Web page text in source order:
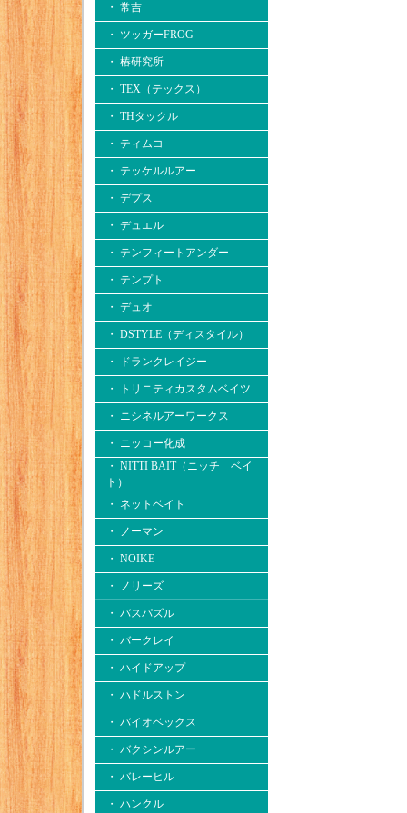
・ 常吉
・ ツッガーFROG
・ 椿研究所
・ TEX（テックス）
・ THタックル
・ ティムコ
・ テッケルルアー
・ デプス
・ デュエル
・ テンフィートアンダー
・ テンプト
・ デュオ
・ DSTYLE（ディスタイル）
・ ドランクレイジー
・ トリニティカスタムベイツ
・ ニシネルアーワークス
・ ニッコー化成
・ NITTI BAIT（ニッチ ベイ
ト）
・ ネットベイト
・ ノーマン
・ NOIKE
・ ノリーズ
・ バスパズル
・ バークレイ
・ ハイドアップ
・ ハドルストン
・ バイオベックス
・ バクシンルアー
・ バレーヒル
・ ハンクル